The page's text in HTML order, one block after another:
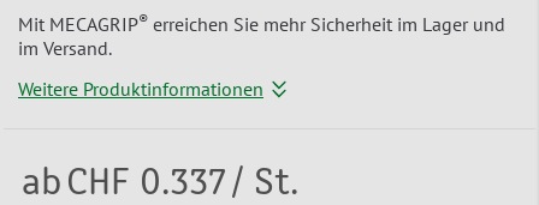
Mit MECAGRIP® erreichen Sie mehr Sicherheit im Lager und
im Versand.
Weitere Produktinformationen
ab CHF 0.337/ St.